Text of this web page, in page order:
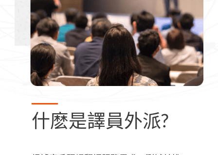
什麽是譯員外派?